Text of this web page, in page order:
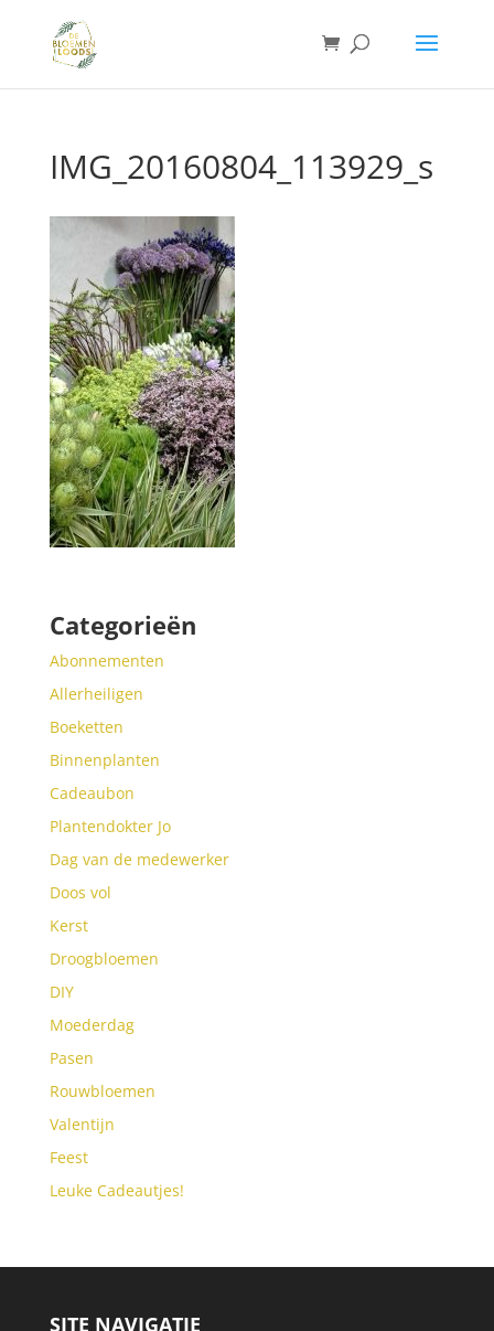
IMG_20160804_113929_s
Categorieën
Abonnementen
Allerheiligen
Boeketten
Binnenplanten
Cadeaubon
Plantendokter Jo
Dag van de medewerker
Doos vol
Kerst
Droogbloemen
DIY
Moederdag
Pasen
Rouwbloemen
Valentijn
Feest
Leuke Cadeautjes!
SITE NAVIGATIE